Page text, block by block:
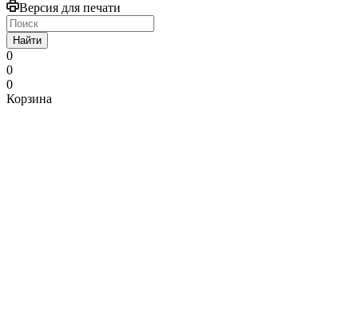
Версия для печати
Найти
0
0
0
Корзина